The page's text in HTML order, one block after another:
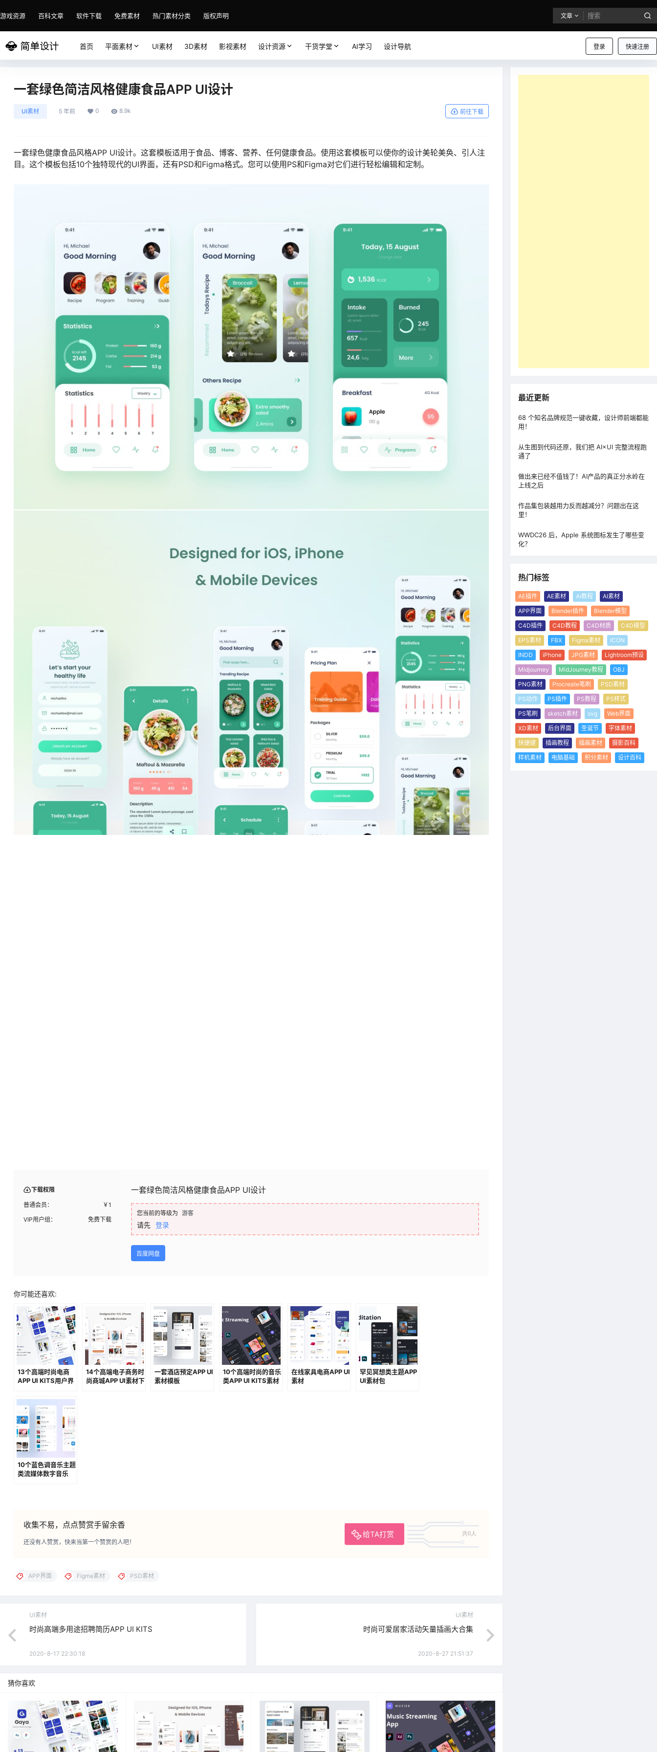
游戏资源 百科文章 软件下载 免费素材 热门素材分类 版权声明 文章
登录 快速注册
首页 平面素材 UI素材 3D素材 影视素材 设计资源 干货学堂 AI学习 设计导航
一套绿色简洁风格健康食品APP UI设计
UI素材 5 年前 0 8.9k 前往下载
一套绿色健康食品风格APP UI设计。这套模板适用于食品、博客、营养、任何健康食品。使用这套模板可以使你的设计美轮美奂、引人注
目。这个模板包括10个独特现代的UI界面，还有PSD和Figma格式。您可以使用PS和Figma对它们进行轻松编辑和定制。
下载权限 一套绿色简洁风格健康食品APP UI设计
请先 登录
你可能还喜欢:
13个高端时尚电商
APP UI KITS用户界
面素材
还没有人赞赏，快来当第一个赞赏的人吧！
时尚高端多用途招聘简历APP UI KITS
2020-8-17 22:30:18
时尚可爱居家活动矢量插画大合集
猜你喜欢
最近更新
68 个知名品牌规范一键收藏，设计师前端都能
用！
从生图到代码还原，我们把 AI×UI 完整流程跑
通了
做出来已经不值钱了！AI产品的真正分水岭在
上线之后
作品集包装越用力反而越减分？问题出在这
里！
WWDC26 后，Apple 系统图标发生了哪些变
化？
热门标签
AE插件 AE素材 AI教程
AI素材
APP界面
Blender插件
Blender模型
C4D插件
C4D教程 C4D材质
C4D模型
EPS素材
FBX Figma素材
ICON
INDD
iPhone JPG素材
Lightroom预设
Midjourney
MidJourney教程
OBJ
PNG素材
Procreate笔刷
PSD素材
PS动作
PS插件 PS教程
PS样式
PS笔刷
sketch素材 svg
Web界面
XD素材
后台界面 圣诞节
字体素材
快捷键
插画教程 插画素材
摄影百科
样机素材
电脑基础 积分素材 设计百科